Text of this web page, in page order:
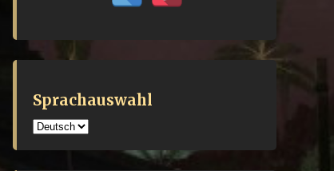
Sprachauswahl
Sprachauswahl